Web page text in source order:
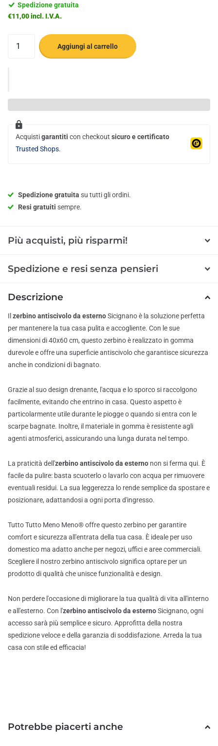
Spedizione gratuita
€11,00 incl. I.V.A.
Aggiungi al carrello
Acquistigarantiti con checkout sicuro e certificato
Trusted Shops.
Spedizione gratuita su tutti gli ordini.
Resi gratuiti sempre.
Più acquisti, più risparmi!
Spedizione e resi senza pensieri
Descrizione
Il zerbino antiscivolo da esternoSicignano è la soluzione perfetta
per mantenere la tua casa pulita e accogliente. Con le sue
dimensioni di 40x60 cm, questo zerbino è realizzato in gomma
durevole e offre una superficie antiscivolo che garantisce sicurezza
anche in condizioni di bagnato.
Grazie al suo design drenante, l'acqua e lo sporco si raccolgono
facilmente, evitando che entrino in casa. Questo aspetto è
particolarmente utile durante le piogge o quando si entra con le
scarpe bagnate. Inoltre, il materiale in gomma è resistente agli
agenti atmosferici, assicurando una lunga durata nel tempo.
La praticità dell'zerbino antiscivolo da esterno non si ferma qui. È
facile da pulire: basta scuoterlo o lavarlo con acqua per rimuovere
eventuali residui. La sua leggerezza lo rende semplice da spostare e
posizionare, adattandosi a ogni porta d'ingresso.
Tutto Tutto Meno Meno® offre questo zerbino per garantire
comfort e sicurezza all'entrata della tua casa. È ideale per uso
domestico ma adatto anche per negozi, uffici e aree commerciali.
Scegliere il nostro zerbino antiscivolo significa optare per un
prodotto di qualità che unisce funzionalità e design.
Non perdere l'occasione di migliorare la tua qualità di vita all'interno
e all'esterno. Con l'zerbino antiscivolo da esternoSicignano, ogni
accesso sarà più semplice e sicuro. Approfitta della nostra
spedizione veloce e della garanzia di soddisfazione. Arreda la tua
casa con stile ed efficacia!
Potrebbe piacerti anche